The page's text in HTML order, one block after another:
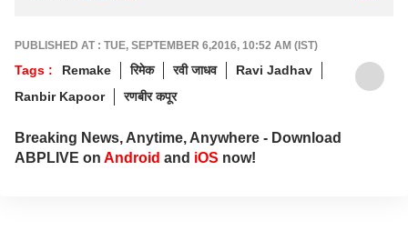
PUBLISHED AT : TUE, SEPTEMBER 6,2016, 10:52 AM (IST)
Tags : Remake रिमेक रवी जाधव
Ravi Jadhav
Ranbir Kapoor
रणबीर कपूर
Breaking News, Anytime, Anywhere - Download
ABPLIVE on Android and iOS now!